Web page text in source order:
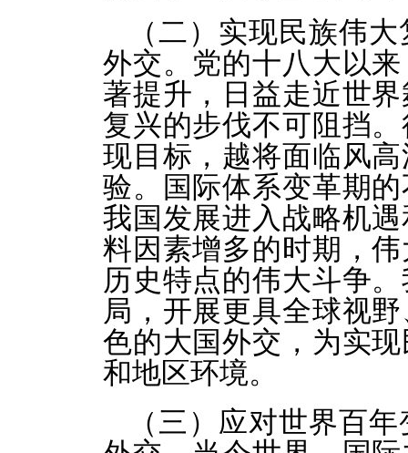
（二）实现民族伟
外交。党的十八大以
著提升，日益走近世
复兴的步伐不可阻挡
现目标，越将面临风
验。国际体系变革期
我国发展进入战略机
料因素增多的时期，
历史特点的伟大斗争
局，开展更具全球视
色的大国外交，为实
和地区环境。
（三）应对世界百